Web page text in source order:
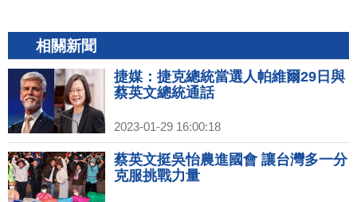
相關新聞
捷媒：捷克總統當選人帕維爾29日與
蔡英文總統通話
2023-01-29 16:00:18
蔡英文挺吳怡農進國會 讓台灣多一分
克服挑戰力量